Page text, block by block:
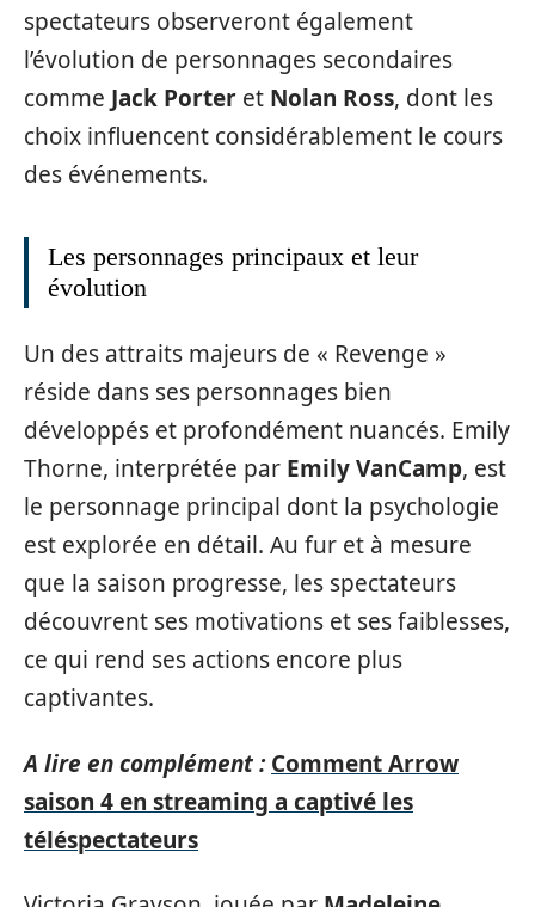
spectateurs observeront également
l’évolution de personnages secondaires
comme Jack Porter et Nolan Ross, dont les
choix influencent considérablement le cours
des événements.
Les personnages principaux et leur
évolution
Un des attraits majeurs de « Revenge »
réside dans ses personnages bien
développés et profondément nuancés. Emily
Thorne, interprétée par Emily VanCamp, est
le personnage principal dont la psychologie
est explorée en détail. Au fur et à mesure
que la saison progresse, les spectateurs
découvrent ses motivations et ses faiblesses,
ce qui rend ses actions encore plus
captivantes.
A lire en complément : Comment Arrow
saison 4 en streaming a captivé les
téléspectateurs